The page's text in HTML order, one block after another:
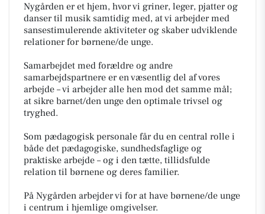
Nygården er et hjem, hvor vi griner, leger, pjatter og
danser til musik samtidig med, at vi arbejder med
sansestimulerende aktiviteter og skaber udviklende
relationer for børnene/de unge.
Samarbejdet med forældre og andre
samarbejdspartnere er en væsentlig del af vores
arbejde – vi arbejder alle hen mod det samme mål;
at sikre barnet/den unge den optimale trivsel og
tryghed.
Som pædagogisk personale får du en central rolle i
både det pædagogiske, sundhedsfaglige og
praktiske arbejde – og i den tætte, tillidsfulde
relation til børnene og deres familier.
På Nygården arbejder vi for at have børnene/de unge
i centrum i hjemlige omgivelser.